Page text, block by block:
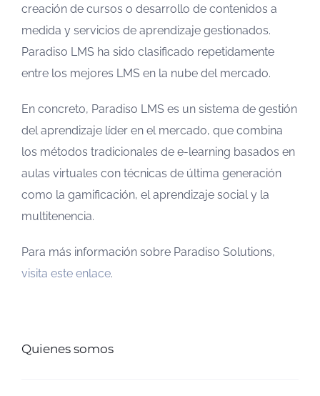
creación de cursos o desarrollo de contenidos a
medida y servicios de aprendizaje gestionados.
Paradiso LMS ha sido clasificado repetidamente
entre los mejores LMS en la nube del mercado.
En concreto, Paradiso LMS es un sistema de gestión
del aprendizaje líder en el mercado, que combina
los métodos tradicionales de e-learning basados en
aulas virtuales con técnicas de última generación
como la gamificación, el aprendizaje social y la
multitenencia.
Para más información sobre Paradiso Solutions,
visita este enlace.
Quienes somos